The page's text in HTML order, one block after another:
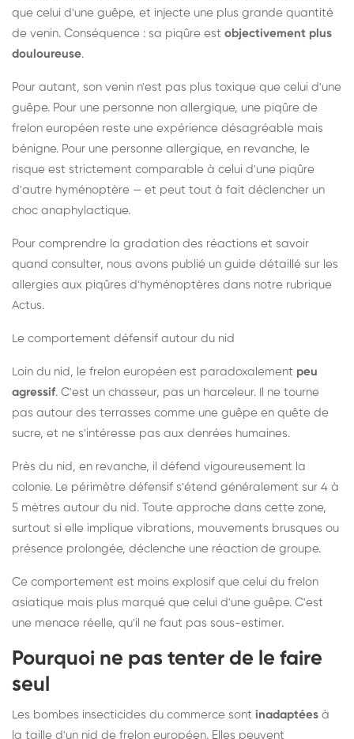
que celui d'une guêpe, et injecte une plus grande quantité
de venin. Conséquence : sa piqûre est objectivement plus
douloureuse.
Pour autant, son venin n'est pas plus toxique que celui d'une
guêpe. Pour une personne non allergique, une piqûre de
frelon européen reste une expérience désagréable mais
bénigne. Pour une personne allergique, en revanche, le
risque est strictement comparable à celui d'une piqûre
d'autre hyménoptère — et peut tout à fait déclencher un
choc anaphylactique.
Pour comprendre la gradation des réactions et savoir
quand consulter, nous avons publié un guide détaillé sur les
allergies aux piqûres d'hyménoptères dans notre rubrique
Actus.
Le comportement défensif autour du nid
Loin du nid, le frelon européen est paradoxalement peu
agressif. C'est un chasseur, pas un harceleur. Il ne tourne
pas autour des terrasses comme une guêpe en quête de
sucre, et ne s'intéresse pas aux denrées humaines.
Près du nid, en revanche, il défend vigoureusement la
colonie. Le périmètre défensif s'étend généralement sur 4 à
5 mètres autour du nid. Toute approche dans cette zone,
surtout si elle implique vibrations, mouvements brusques ou
présence prolongée, déclenche une réaction de groupe.
Ce comportement est moins explosif que celui du frelon
asiatique mais plus marqué que celui d'une guêpe. C'est
une menace réelle, qu'il ne faut pas sous-estimer.
Pourquoi ne pas tenter de le faire
seul
Les bombes insecticides du commerce sont inadaptées à
la taille d'un nid de frelon européen. Elles peuvent